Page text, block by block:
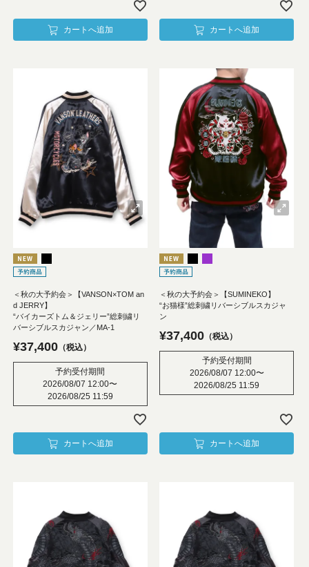
カートへ追加 カートへ追加
＜秋の大予約会＞【VANSON×TOM an
d JERRY】
“バイカーズトム＆ジェリー”総刺繍リ
バーシブルスカジャン／MA-1
¥37,400 税込
予約受付期間
2026/08/07 12:00〜
2026/08/25 11:59
カートへ追加
＜秋の大予約会＞【SUMINEKO】
“お猫様”総刺繍リバーシブルスカジャ
ン
¥37,400 税込
予約受付期間
2026/08/07 12:00〜
2026/08/25 11:59
カートへ追加